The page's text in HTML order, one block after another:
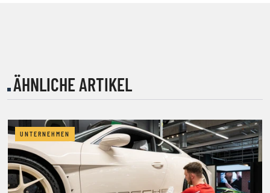
ÄHNLICHE ARTIKEL
UNTERNEHMEN